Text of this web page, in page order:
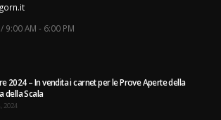
465 467 1
2024 – In vendita i carnet per le Prove Aperte della